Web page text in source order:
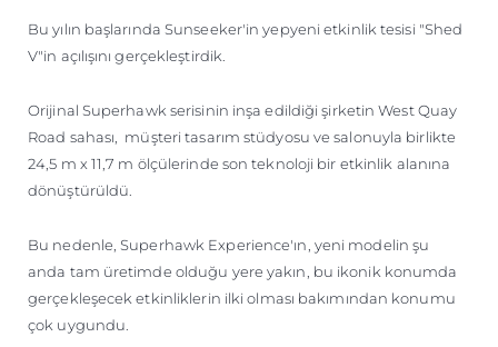
Bu yılın başlarında Sunseeker'in yepyeni etkinlik tesisi "Shed
V"in açılışını gerçekleştirdik.
Orijinal Superhawk serisinin inşa edildiği şirketin West Quay
Road sahası, müşteri tasarım stüdyosu ve salonuyla birlikte
24,5 m x 11,7 m ölçülerinde son teknoloji bir etkinlik alanına
dönüştürüldü.
Bu nedenle, Superhawk Experience'ın, yeni modelin şu
anda tam üretimde olduğu yere yakın, bu ikonik konumda
gerçekleşecek etkinliklerin ilki olması bakımından konumu
çok uygundu.